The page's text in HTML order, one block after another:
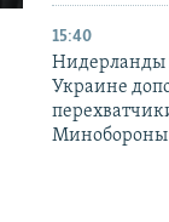
15:40
Нидерланды
Украине
Минобороны